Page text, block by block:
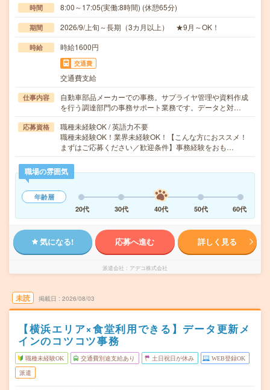
時間 8:00～17:05(実働:8時間) (休憩65分)
期間 2026/9/上旬～長期（3カ月以上） ★9月～OK！
時給 時給1600円
交通費
交通費支給
仕事内容
自動車部品メーカーでの事務。サプライヤ管理や資料作成
を行う調達部門の事務サポート業務です。データと対…
応募資格
職種未経験OK / 英語力不要
職種未経験OK！業界未経験OK！【こんな方におススメ！
まずはご応募ください／歓迎条件】事務経験をおも…
職場の雰囲気
年齢層
20代
30代 40代 50代 60代
気になる! 応募へ進む 詳しく見る
派遣会社 アデコ株式会社
未読 掲載日 2026/08/03
【横浜エリア×食堂利用できる】データ更新メ
インのコツコツ事務
職種未経験OK 交通費別途支給あり 土日祝日が休み WEB登録OK
派遣